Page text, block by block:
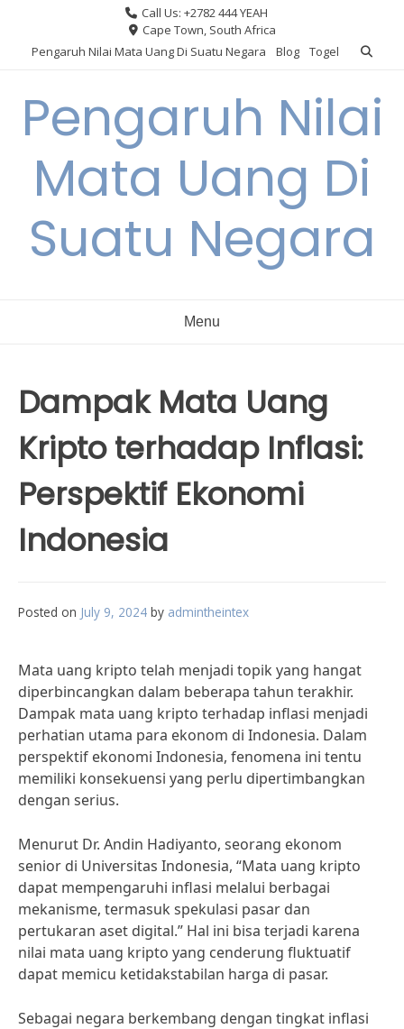
content
Call Us: +2782 444 YEAH
Cape Town, South Africa
Pengaruh Nilai Mata Uang Di Suatu Negara
Blog Togel
Pengaruh Nilai
Mata Uang Di
Suatu Negara
Menu
Dampak Mata Uang
Kripto terhadap Inflasi:
Perspektif Ekonomi
Indonesia
Posted on July 9, 2024 by admintheintex
Mata uang kripto telah menjadi topik yang hangat
diperbincangkan dalam beberapa tahun terakhir.
Dampak mata uang kripto terhadap inflasi menjadi
perhatian utama para ekonom di Indonesia. Dalam
perspektif ekonomi Indonesia, fenomena ini tentu
memiliki konsekuensi yang perlu dipertimbangkan
dengan serius.
Menurut Dr. Andin Hadiyanto, seorang ekonom
senior di Universitas Indonesia, “Mata uang kripto
dapat mempengaruhi inflasi melalui berbagai
mekanisme, termasuk spekulasi pasar dan
pertukaran aset digital.” Hal ini bisa terjadi karena
nilai mata uang kripto yang cenderung fluktuatif
dapat memicu ketidakstabilan harga di pasar.
Sebagai negara berkembang dengan tingkat inflasi